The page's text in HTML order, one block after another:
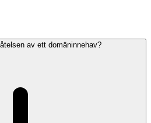
av ett domäninnehav?